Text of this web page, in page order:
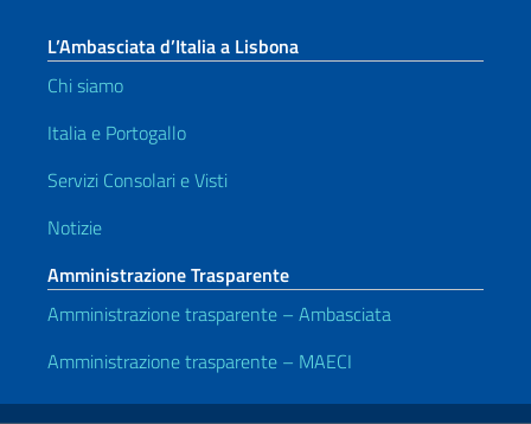
L’Ambasciata d’Italia a Lisbona
Chi siamo
Italia e Portogallo
Servizi Consolari e Visti
Notizie
Amministrazione Trasparente
Amministrazione trasparente – Ambasciata
Amministrazione trasparente – MAECI